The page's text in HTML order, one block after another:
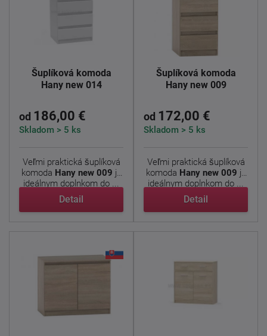
Šuplíková komoda
Hany new 014
od 186,00 €
Skladom > 5 ks
Veľmi praktická šuplíková
komoda Hany new 009 je
ideálnym doplnkom do ...
Detail
Šuplíková komoda
Hany new 009
od 172,00 €
Skladom > 5 ks
Veľmi praktická šuplíková
komoda Hany new 009 je
ideálnym doplnkom do ...
Detail